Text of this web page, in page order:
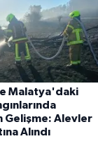
Malatya'daki
Gelişme: Alevler
Alındı